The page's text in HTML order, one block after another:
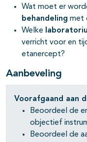
open- en
Wat moet er
behandeling met
Welke
verricht voor en
etanercept?
Aanbeveling
Voorafgaand aan
Beoordeel de
objectief
Beoordeel de